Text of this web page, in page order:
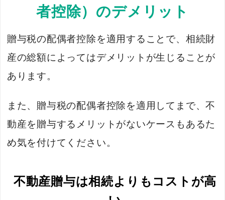
者控除）のデメリット
贈与税の配偶者控除を適用することで、相続財
産の総額によってはデメリットが生じることが
あります。
また、贈与税の配偶者控除を適用してまで、不
動産を贈与するメリットがないケースもあるた
め気を付けてください。
不動産贈与は相続よりもコストが高